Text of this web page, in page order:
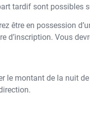
tardif sont possibles
être en possession
d’inscription. Vous
le montant de la